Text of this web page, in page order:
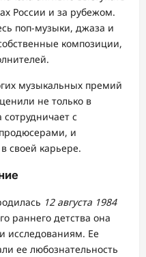
России и за рубежом.
поп-музыки, джаза и
композиции,
музыкальных премий
не только в
с
и
своей карьере.
12 августа 1984
раннего детства она
исследованиям. Ее
ее любознательность